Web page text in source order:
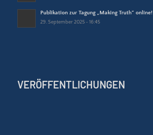
Publikation zur Tagung „Making Truth“ online!
29. September 2025 - 16:45
VERÖFFENTLICHUNGEN